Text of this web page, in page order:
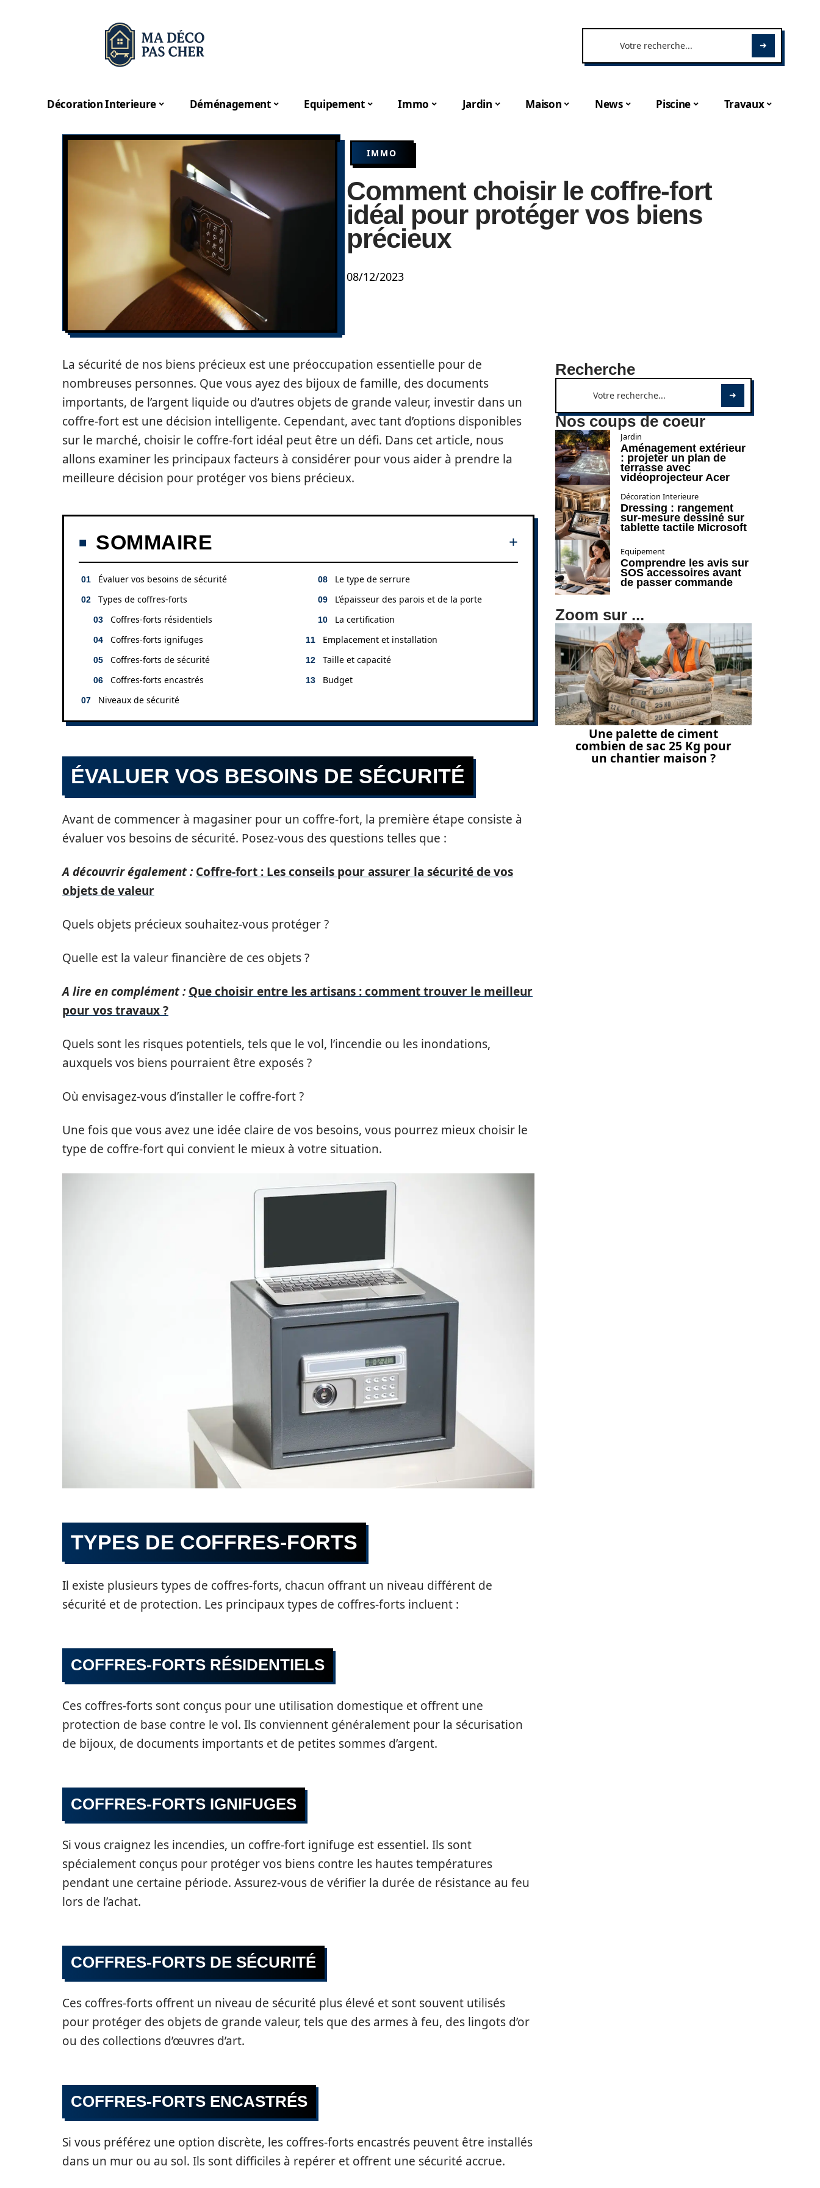
Décoration Interieure Déménagement Equipement Immo Jardin Maison News Piscine Travaux
IMMO
Comment choisir le coffre-fort
idéal pour protéger vos biens
précieux
08/12/2023
La sécurité de nos biens précieux est une préoccupation essentielle pour de
nombreuses personnes. Que vous ayez des bijoux de famille, des documents
importants, de l’argent liquide ou d’autres objets de grande valeur, investir dans un
coffre-fort est une décision intelligente. Cependant, avec tant d’options disponibles
sur le marché, choisir le coffre-fort idéal peut être un défi. Dans cet article, nous
allons examiner les principaux facteurs à considérer pour vous aider à prendre la
meilleure décision pour protéger vos biens précieux.
SOMMAIRE
Évaluer vos besoins de sécurité
Types de coffres-forts
Coffres-forts résidentiels
Coffres-forts ignifuges
Coffres-forts de sécurité
Coffres-forts encastrés
Niveaux de sécurité
Le type de serrure
L’épaisseur des parois et de la porte
La certification
Emplacement et installation
Taille et capacité
Budget
ÉVALUER VOS BESOINS DE SÉCURITÉ
Avant de commencer à magasiner pour un coffre-fort, la première étape consiste à
évaluer vos besoins de sécurité. Posez-vous des questions telles que :
A découvrir également : Coffre-fort : Les conseils pour assurer la sécurité de vos
objets de valeur
Quels objets précieux souhaitez-vous protéger ?
Quelle est la valeur financière de ces objets ?
A lire en complément : Que choisir entre les artisans : comment trouver le meilleur
pour vos travaux ?
Quels sont les risques potentiels, tels que le vol, l’incendie ou les inondations,
auxquels vos biens pourraient être exposés ?
Où envisagez-vous d’installer le coffre-fort ?
Une fois que vous avez une idée claire de vos besoins, vous pourrez mieux choisir le
type de coffre-fort qui convient le mieux à votre situation.
TYPES DE COFFRES-FORTS
Il existe plusieurs types de coffres-forts, chacun offrant un niveau différent de
sécurité et de protection. Les principaux types de coffres-forts incluent :
COFFRES-FORTS RÉSIDENTIELS
Ces coffres-forts sont conçus pour une utilisation domestique et offrent une
protection de base contre le vol. Ils conviennent généralement pour la sécurisation
de bijoux, de documents importants et de petites sommes d’argent.
COFFRES-FORTS IGNIFUGES
Si vous craignez les incendies, un coffre-fort ignifuge est essentiel. Ils sont
spécialement conçus pour protéger vos biens contre les hautes températures
pendant une certaine période. Assurez-vous de vérifier la durée de résistance au feu
lors de l’achat.
COFFRES-FORTS DE SÉCURITÉ
Ces coffres-forts offrent un niveau de sécurité plus élevé et sont souvent utilisés
pour protéger des objets de grande valeur, tels que des armes à feu, des lingots d’or
ou des collections d’œuvres d’art.
COFFRES-FORTS ENCASTRÉS
Si vous préférez une option discrète, les coffres-forts encastrés peuvent être installés
dans un mur ou au sol. Ils sont difficiles à repérer et offrent une sécurité accrue.
Recherche
Nos coups de coeur
Jardin
Aménagement extérieur
: projeter un plan de
terrasse avec
vidéoprojecteur Acer
Décoration Interieure
Dressing : rangement
sur-mesure dessiné sur
tablette tactile Microsoft
Equipement
Comprendre les avis sur
SOS accessoires avant
de passer commande
Zoom sur ...
Une palette de ciment
combien de sac 25 Kg pour
un chantier maison ?